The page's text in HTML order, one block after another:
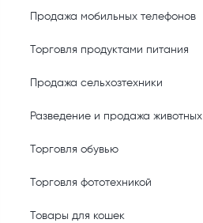
Продажа мобильных телефонов
Торговля продуктами питания
Продажа сельхозтехники
Разведение и продажа животных
Торговля обувью
Торговля фототехникой
Товары для кошек